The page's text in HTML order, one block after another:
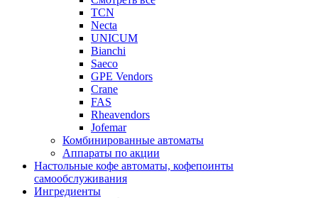
TCN
Necta
UNICUM
Bianchi
Saeco
GPE Vendors
Crane
FAS
Rheavendors
Jofemar
Комбинированные автоматы
Аппараты по акции
Настольные кофе автоматы, кофепоинты
самообслуживания
Ингредиенты